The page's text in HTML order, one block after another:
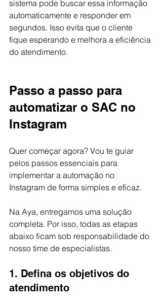
sistema pode buscar essa informação
automaticamente e responder em
segundos. Isso evita que o cliente
fique esperando e melhora a eficiência
do atendimento.
Passo a passo para
automatizar o SAC no
Instagram
Quer começar agora? Vou te guiar
pelos passos essenciais para
implementar a automação no
Instagram de forma simples e eficaz.
Na Aya, entregamos uma solução
completa. Por isso, todas as etapas
abaixo ficam sob responsabilidade do
nosso time de especialistas.
1. Defina os objetivos do
atendimento